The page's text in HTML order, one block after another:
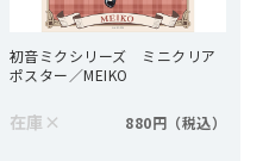
初音ミクシリーズ ミニクリア
ポスター／MEIKO
在庫 × 880円